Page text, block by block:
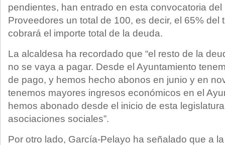
pendientes, han entrado en esta convocatoria
Proveedores un total de 100, es decir, el 65% del
cobrará el importe total de la deuda.
La alcaldesa ha recordado que “el resto de la
no se vaya a pagar. Desde el Ayuntamiento
de pago, y hemos hecho abonos en junio y en
tenemos mayores ingresos económicos en el
hemos abonado desde el inicio de esta
asociaciones sociales”.
Por otro lado, García-Pelayo ha señalado que a